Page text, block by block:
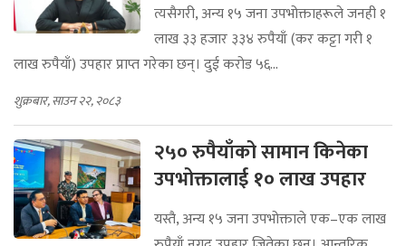
त्यसैगरी, अन्य १५ जना उपभोक्ताहरूले जनही १
लाख ३३ हजार ३३४ रुपैयाँ (कर कट्टा गरी १
लाख रुपैयाँ) उपहार प्राप्त गरेका छन्। दुई करोड ५६...
शुक्रबार, साउन २२, २०८३
२५० रुपैयाँको सामान किनेका
उपभोक्तालाई १० लाख उपहार
यस्तै, अन्य १५ जना उपभोक्ताले एक–एक लाख